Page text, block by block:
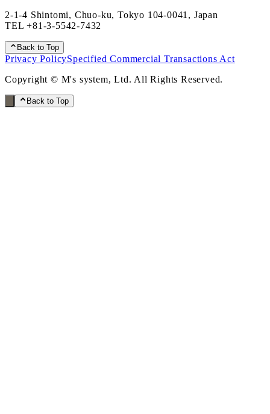
2-1-4 Shintomi, Chuo-ku, Tokyo 104-0041, Japan
TEL+81-3-5542-7432
Back to Top
Privacy PolicySpecified Commercial Transactions Act
Copyright © M's system, Ltd. All Rights Reserved.
Back to Top